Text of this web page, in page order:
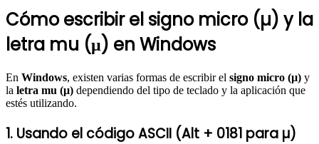
Cómo escribir el signo micro (µ) y la
letra mu (μ) en Windows
En Windows, existen varias formas de escribir el signo micro (µ) y
la letra mu (μ) dependiendo del tipo de teclado y la aplicación que
estés utilizando.
1. Usando el código ASCII (Alt + 0181 para µ)